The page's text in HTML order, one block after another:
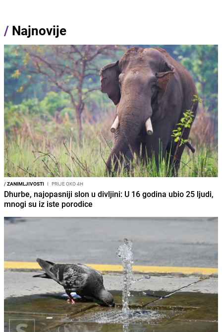
/ Najnovije
/ZANIMLJIVOSTI I PRIJE OKO 4H
Dhurbe, najopasniji slon u divljini: U 16 godina ubio 25 ljudi,
mnogi su iz iste porodice